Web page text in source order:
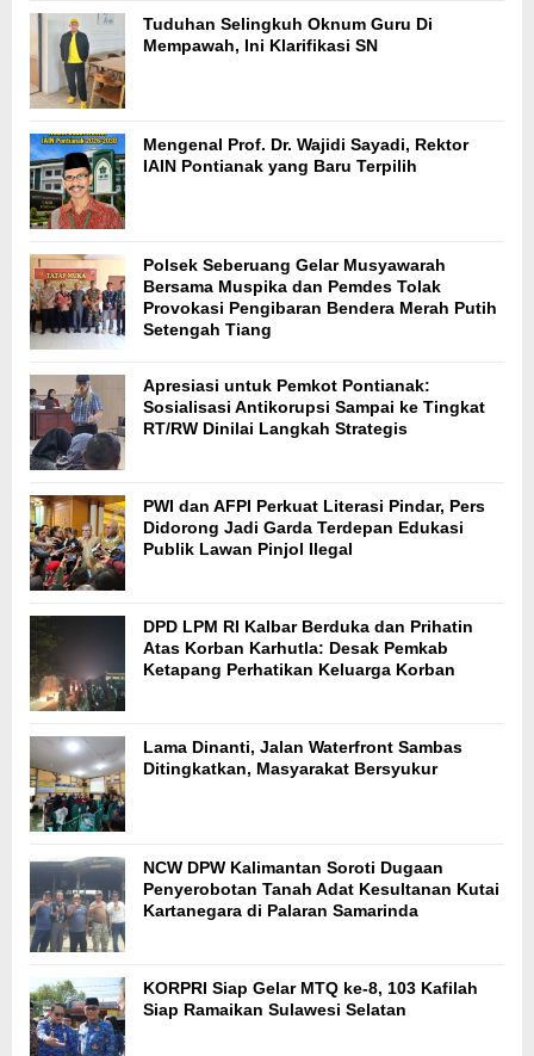
Tuduhan Selingkuh Oknum Guru Di
Mempawah, Ini Klarifikasi SN
Mengenal Prof. Dr. Wajidi Sayadi, Rektor
IAIN Pontianak yang Baru Terpilih
Polsek Seberuang Gelar Musyawarah
Bersama Muspika dan Pemdes Tolak
Provokasi Pengibaran Bendera Merah Putih
Setengah Tiang
Apresiasi untuk Pemkot Pontianak:
Sosialisasi Antikorupsi Sampai ke Tingkat
RT/RW Dinilai Langkah Strategis
PWI dan AFPI Perkuat Literasi Pindar, Pers
Didorong Jadi Garda Terdepan Edukasi
Publik Lawan Pinjol Ilegal
DPD LPM RI Kalbar Berduka dan Prihatin
Atas Korban Karhutla: Desak Pemkab
Ketapang Perhatikan Keluarga Korban
Lama Dinanti, Jalan Waterfront Sambas
Ditingkatkan, Masyarakat Bersyukur
NCW DPW Kalimantan Soroti Dugaan
Penyerobotan Tanah Adat Kesultanan Kutai
Kartanegara di Palaran Samarinda
KORPRI Siap Gelar MTQ ke-8, 103 Kafilah
Siap Ramaikan Sulawesi Selatan